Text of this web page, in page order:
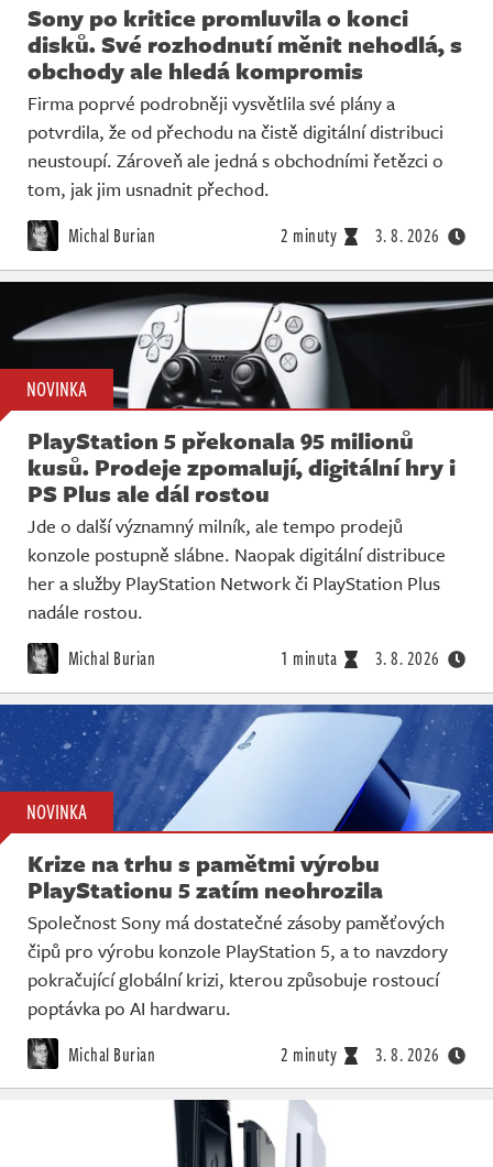
Sony po kritice promluvila o konci
disků. Své rozhodnutí měnit nehodlá, s
obchody ale hledá kompromis
Firma poprvé podrobněji vysvětlila své plány a
potvrdila, že od přechodu na čistě digitální distribuci
neustoupí. Zároveň ale jedná s obchodními řetězci o
tom, jak jim usnadnit přechod.
Michal Burian 2 minuty 3. 8. 2026
NOVINKA
PlayStation 5 překonala 95 milionů
kusů. Prodeje zpomalují, digitální hry i
PS Plus ale dál rostou
Jde o další významný milník, ale tempo prodejů
konzole postupně slábne. Naopak digitální distribuce
her a služby PlayStation Network či PlayStation Plus
nadále rostou.
Michal Burian 1 minuta 3. 8. 2026
NOVINKA
Krize na trhu s pamětmi výrobu
PlayStationu 5 zatím neohrozila
Společnost Sony má dostatečné zásoby paměťových
čipů pro výrobu konzole PlayStation 5, a to navzdory
pokračující globální krizi, kterou způsobuje rostoucí
poptávka po AI hardwaru.
Michal Burian 2 minuty 3. 8. 2026